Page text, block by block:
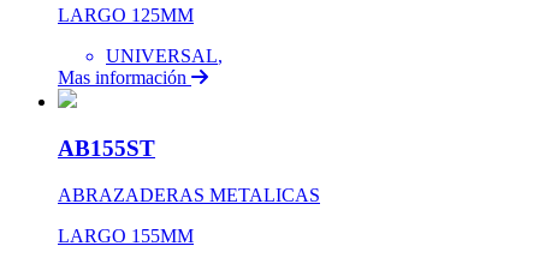
LARGO 125MM
UNIVERSAL,
Mas información
AB155ST
ABRAZADERAS METALICAS
LARGO 155MM